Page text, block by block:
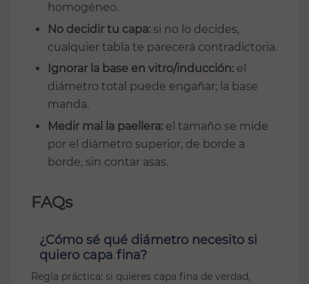
homogéneo.
No decidir tu capa: si no lo decides,
cualquier tabla te parecerá contradictoria.
Ignorar la base en vitro/inducción: el
diámetro total puede engañar; la base
manda.
Medir mal la paellera: el tamaño se mide
por el diámetro superior, de borde a
borde, sin contar asas.
FAQs
¿Cómo sé qué diámetro necesito si
quiero capa fina?
Regla práctica: si quieres capa fina de verdad,